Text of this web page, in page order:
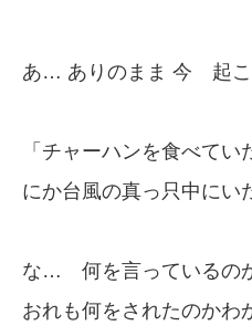
あ… ありのまま 今 起こ
「チャーハンを食べて
にか台風の真っ只中にい
な… 何を言っているの
おれも何をされたのかわ